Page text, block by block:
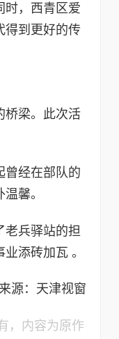
时，西青区爱
得到更好的传
桥梁。此次活
曾经在部队的
馨。
老兵驿站的担
添砖加瓦 。
源：天津视窗
，内容为原作